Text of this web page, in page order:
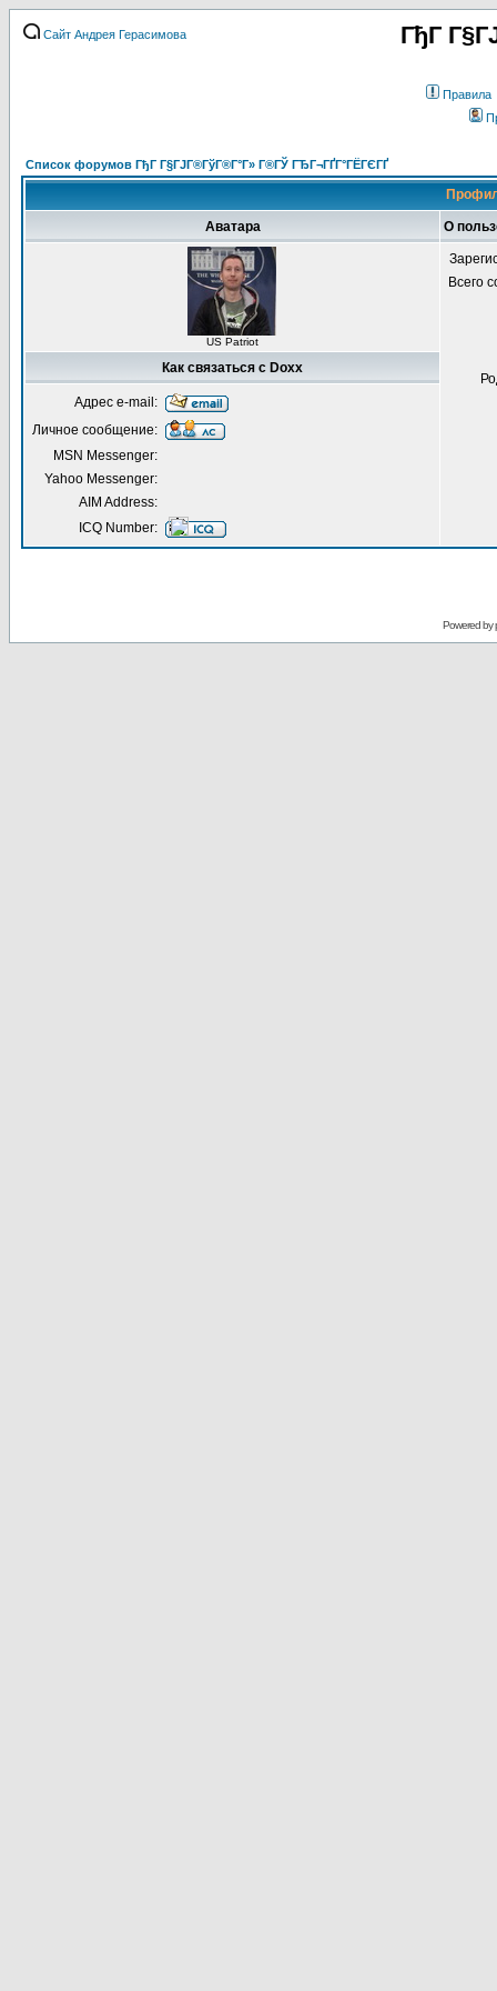
Сайт Андрея Герасимова ГђГ
Правила
Список форумов ГђГ Г§ГЈГ®ГўГ®Г°Г» Г®ГЎ ГЂГ¬ГҐГ°ГЁГЄГҐ
Аватара О
US Patriot
Всего
Как связаться с Doxx
Адрес e-mail:
Личное сообщение:
MSN Messenger:
Yahoo Messenger:
AIM Address:
ICQ Number:
Powered by